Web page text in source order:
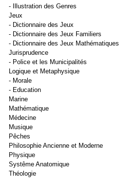
- Illustration des Genres
Jeux
- Dictionnaire des Jeux
- Dictionnaire des Jeux Familiers
- Dictionnaire des Jeux Mathématiques
Jurisprudence
- Police et les Municipalités
Logique et Metaphysique
- Morale
- Education
Marine
Mathématique
Médecine
Musique
Pêches
Philosophie Ancienne et Moderne
Physique
Systême Anatomique
Théologie